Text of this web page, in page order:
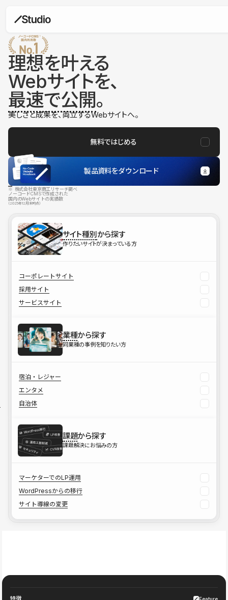
理想を叶える
Webサイトを、
最速で公開。
美しさと成果を、両立するWebサイトへ。
無料ではじめる
製品資料をダウンロード
※ 株式会社東京商工リサーチ調べ
ノーコードCMSで作成された
国内のWebサイトの実績数
（2025年12月末時点）
サイト種別から探す
作りたいサイトが決まっている方
コーポレートサイト
採用サイト
サービスサイト
業種から探す
同業種の事例を知りたい方
宿泊・レジャー
エンタメ
自治体
課題から探す
課題解決にお悩みの方
マーケターでのLP運用
WordPressからの移行
サイト導線の変更